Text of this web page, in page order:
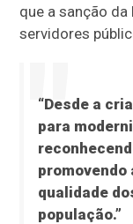
que a sanção
servidores
“Desde a
para
promovendo
qualidade
população.”